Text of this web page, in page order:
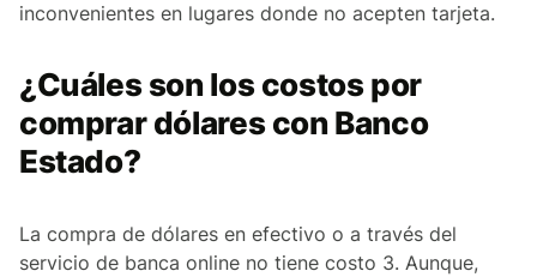
inconvenientes en lugares donde no acepten tarjeta.
¿Cuáles son los costos por
comprar dólares con Banco
Estado?
La compra de dólares en efectivo o a través del
servicio de banca online no tiene costo 3. Aunque,